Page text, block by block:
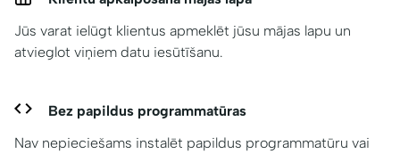
Jūs varat ielūgt klientus apmeklēt jūsu mājas lapu un
atvieglot viņiem datu iesūtīšanu.
Bez papildus programmatūras
Nav nepieciešams instalēt papildus programmatūru vai